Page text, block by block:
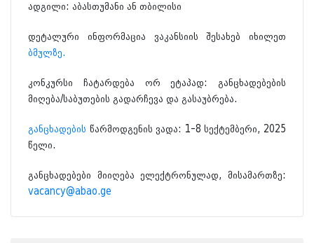
ადგილი: აბასთუმანი ან თბილისი
დეტალური ინფორმაცია ვაკანსიის შესახებ იხილეთ
ბმულზე.
კონკურსი ჩატარდება ორ ეტაპად: განცხადებების
მიღება/საბუთების გადარჩევა და გასაუბრება.
განცხადების წარმოდგენის ვადა: 1-8 სექტემბერი, 2025
წელი.
განცხადებები მიიღება ელექტრონულად, მისამართზე:
vacancy@abao.ge